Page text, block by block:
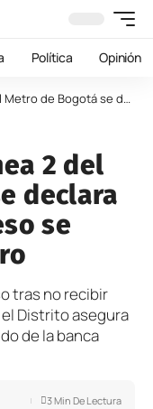
Política Opinión
desierta y el proceso se reiniciará en febrero
2 del
declara
se
tras no recibir
Distrito asegura
de la banca
3 Min De Lectura